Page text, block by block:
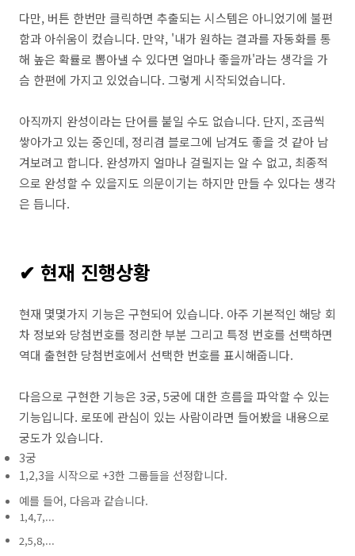
다만, 버튼 한번만 클릭하면 추출되는 시스템은 아니었기에 불편
함과 아쉬움이 컸습니다. 만약, '내가 원하는 결과를 자동화를 통
해 높은 확률로 뽑아낼 수 있다면 얼마나 좋을까'라는 생각을 가
슴 한편에 가지고 있었습니다. 그렇게 시작되었습니다.
아직까지 완성이라는 단어를 붙일 수도 없습니다. 단지, 조금씩
쌓아가고 있는 중인데, 정리겸 블로그에 남겨도 좋을 것 같아 남
겨보려고 합니다. 완성까지 얼마나 걸릴지는 알 수 없고, 최종적
으로 완성할 수 있을지도 의문이기는 하지만 만들 수 있다는 생각
은 듭니다.
✔ 현재 진행상황
현재 몇몇가지 기능은 구현되어 있습니다. 아주 기본적인 해당 회
차 정보와 당첨번호를 정리한 부분 그리고 특정 번호를 선택하면
역대 출현한 당첨번호에서 선택한 번호를 표시해줍니다.
다음으로 구현한 기능은 3궁, 5궁에 대한 흐름을 파악할 수 있는
기능입니다. 로또에 관심이 있는 사람이라면 들어봤을 내용으로
궁도가 있습니다.
3궁
1,2,3을 시작으로 +3한 그룹들을 선정합니다.
예를 들어, 다음과 같습니다.
1,4,7,...
2,5,8,...